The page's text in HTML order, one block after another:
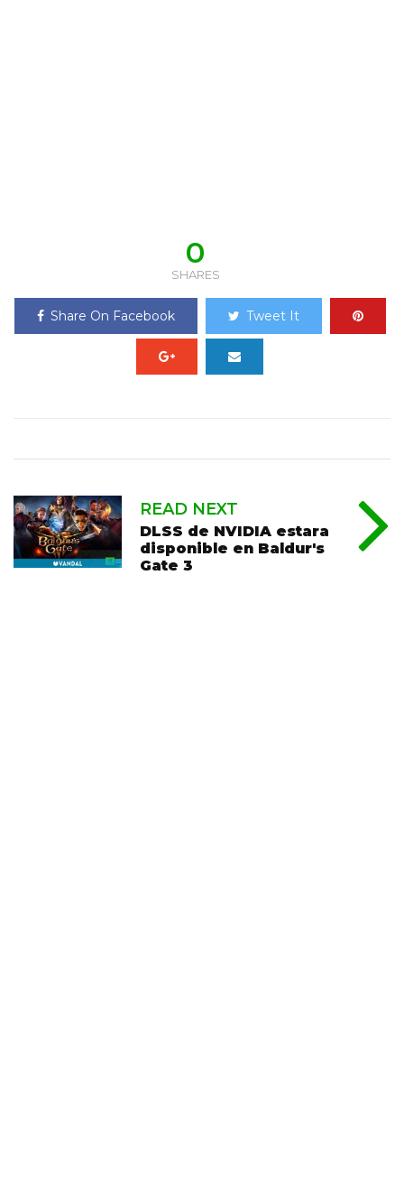
0
SHARES
Share On Facebook Tweet It
READ NEXT
DLSS de NVIDIA estara
disponible en Baldur's
Gate 3